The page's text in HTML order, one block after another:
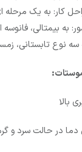
کار: به یک
به بیمتالی،
سه نوع تابستانی،